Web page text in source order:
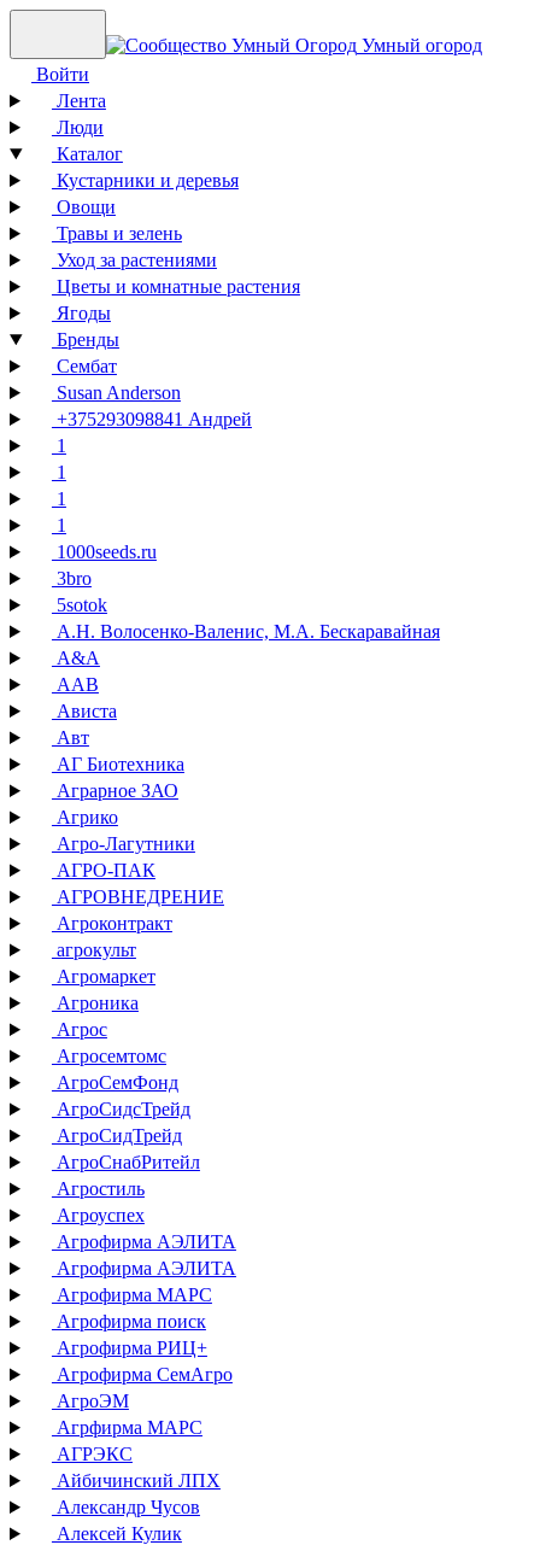
Умный огород
Войти
Лента
Люди
Каталог
Кустарники и деревья
Овощи
Травы и зелень
Уход за растениями
Цветы и комнатные растения
Ягоды
Бренды
Сембат
Susan Anderson
+375293098841 Андрей
1
1
1
1
1000seeds.ru
3bro
5sotok
А.Н. Волосенко-Валенис, М.А. Бескаравайная
А&А
ААВ
Ависта
Авт
АГ Биотехника
Аграрное ЗАО
Агрико
Агро-Лагутники
АГРО-ПАК
АГРОВНЕДРЕНИЕ
Агроконтракт
агрокульт
Агромаркет
Агроника
Агрос
Агросемтомс
АгроСемФонд
АгроСидсТрейд
АгроСидТрейд
АгроСнабРитейл
Агростиль
Агроуспех
Агрофирма АЭЛИТА
Агрофирма АЭЛИТА
Агрофирма МАРС
Агрофирма поиск
Агрофирма РИЦ+
Агрофирма СемАгро
АгроЭМ
Агрфирма МАРС
АГРЭКС
Айбичинский ЛПХ
Александр Чусов
Алексей Кулик